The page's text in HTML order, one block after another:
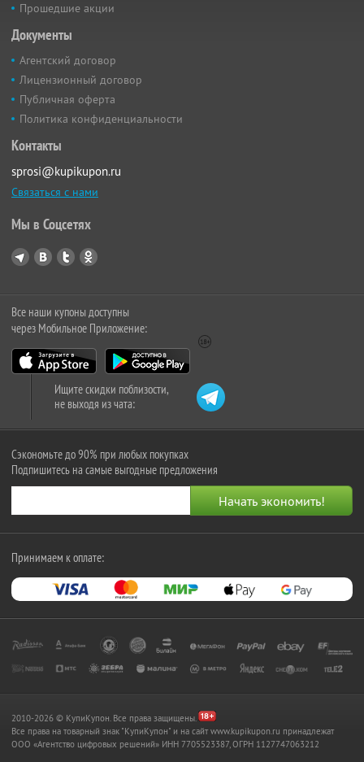
Прошедшие акции
Документы
Агентский договор
Лицензионный договор
Публичная оферта
Политика конфиденциальности
Контакты
sprosi@kupikupon.ru
Связаться с нами
Мы в Соцсетях
Все наши купоны доступны
через Мобильное Приложение:
Ищите скидки поблизости,
не выходя из чата:
Сэкономьте до 90% при любых покупках
Подпишитесь на самые выгодные предложения
Принимаем к оплате:
2010-2026 © КупиКупон. Все права защищены.
Все права на товарный знак "КупиКупон" и на сайт www.kupikupon.ru принадлежат
OOO «Агентство цифровых решений» ИНН 7705523387, ОГРН 1127747063212